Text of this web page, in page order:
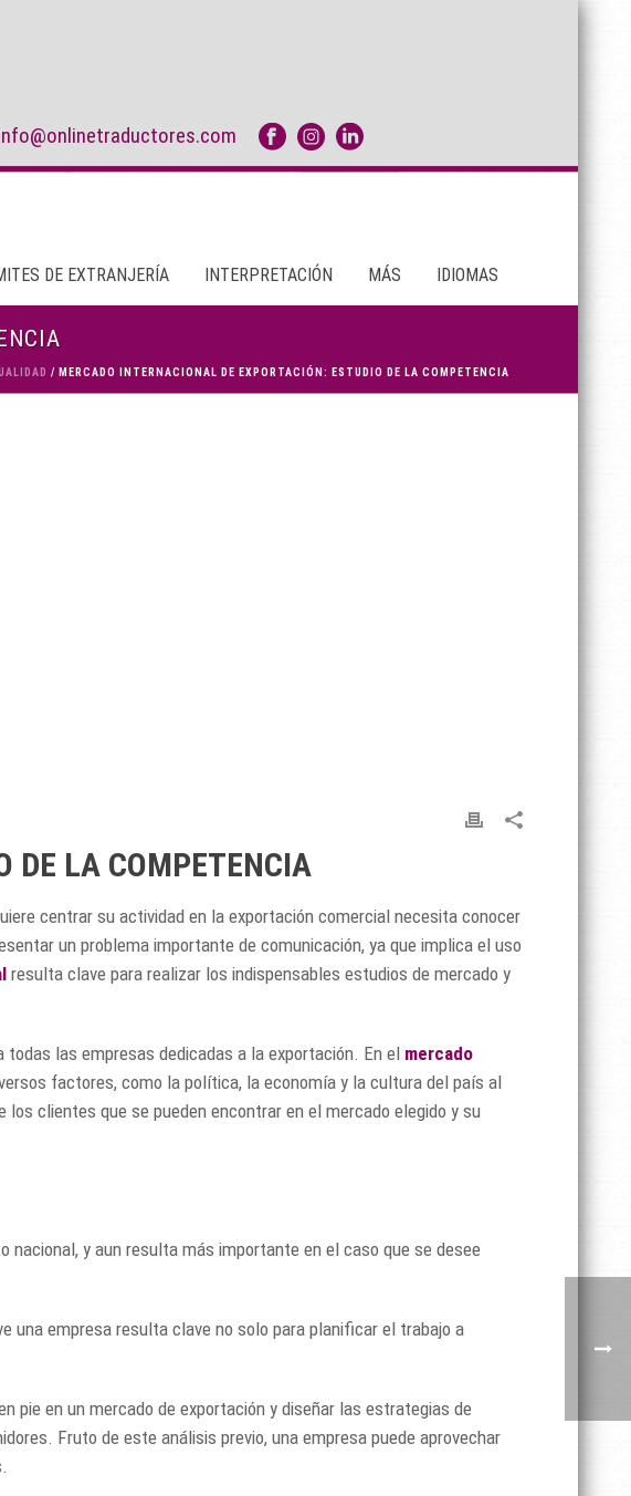
DE EXTRANJERÍA INTERPRETACIÓN MÁS IDIOMAS
/ MERCADO INTERNACIONAL DE EXPORTACIÓN: ESTUDIO DE LA COMPETENCIA
DE LA COMPETENCIA
centrar su actividad en la exportación comercial necesita conocer
un problema importante de comunicación, ya que implica el uso
resulta clave para realizar los indispensables estudios de mercado y
las empresas dedicadas a la exportación. En el mercado
factores, como la política, la economía y la cultura del país al
clientes que se pueden encontrar en el mercado elegido y su
nacional, y aun resulta más importante en el caso que se desee
una empresa resulta clave no solo para planificar el trabajo a
pie en un mercado de exportación y diseñar las estrategias de
Fruto de este análisis previo, una empresa puede aprovechar